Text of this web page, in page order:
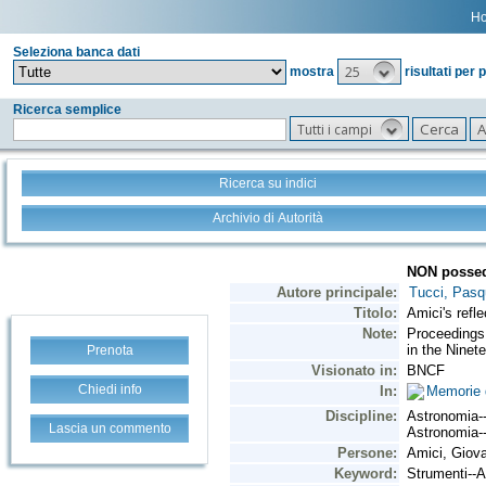
Seleziona banca dati
mostra
25 risultati per
Ricerca semplice
Tutti i campi
Ricerca su indici
Archivio di Autorità
Prenota
Chiedi info
Lascia un commento